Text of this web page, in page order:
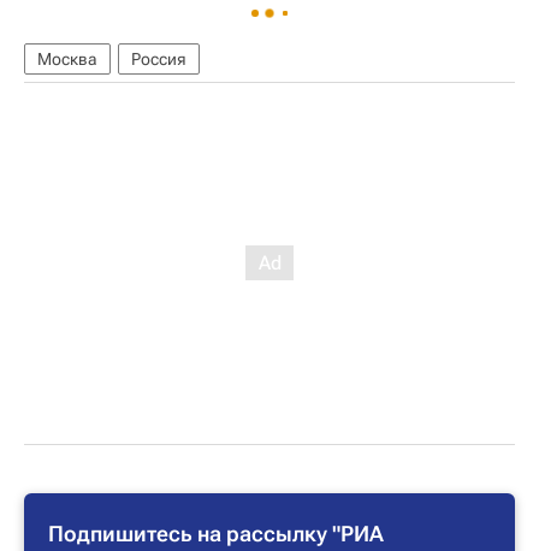
Москва Россия
Подпишитесь на рассылку "РИА